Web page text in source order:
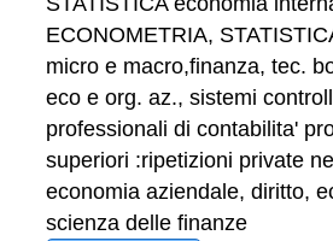
ECONOMETRIA,
micro e macro,finanza, tec.
eco e org. az., sistemi
professionali di contabilita'
superiori :ripetizioni private
economia aziendale, diritto,
scienza delle finanze